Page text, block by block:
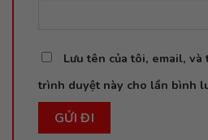
Lưu tên của tôi, email,
trình duyệt này cho lần bình